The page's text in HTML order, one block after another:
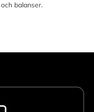
balanser.